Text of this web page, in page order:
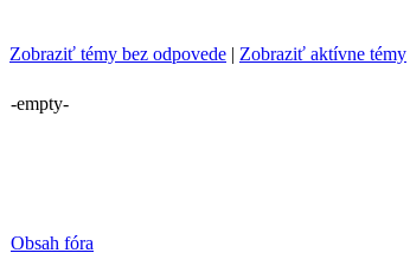
Zobraziť témy bez odpovede | Zobraziť aktívne témy
-empty-
Obsah fóra